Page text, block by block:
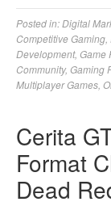
Posted in:Digital
Competitive Gaming
Development, Game
Community, Gaming
Multiplayer Games
Cerita
Format
Dead